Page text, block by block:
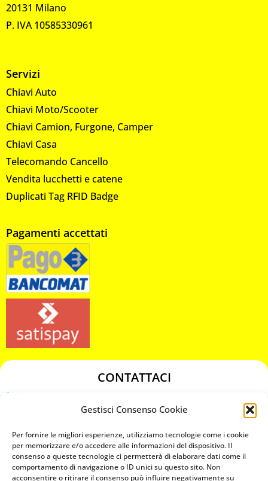
Gestisci Consenso Cookie
Per fornire le migliori esperienze, utilizziamo tecnologie come i cookie
per memorizzare e/o accedere alle informazioni del dispositivo. Il
consenso a queste tecnologie ci permetterà di elaborare dati come il
comportamento di navigazione o ID unici su questo sito. Non
acconsentire o ritirare il consenso può influire negativamente su
20131 Milano
P. IVA 10585330961
Servizi
Chiavi Auto
Chiavi Moto/Scooter
Chiavi Camion, Furgone, Camper
Chiavi Casa
Telecomando Cancello
Vendita lucchetti e catene
Duplicati Tag RFID Badge
Pagamenti accettati
CONTATTACI
chiavicodificate@gmail.com
Privacy Policy